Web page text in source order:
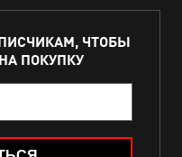
ЧТОБЫ
НА ПОКУПКУ